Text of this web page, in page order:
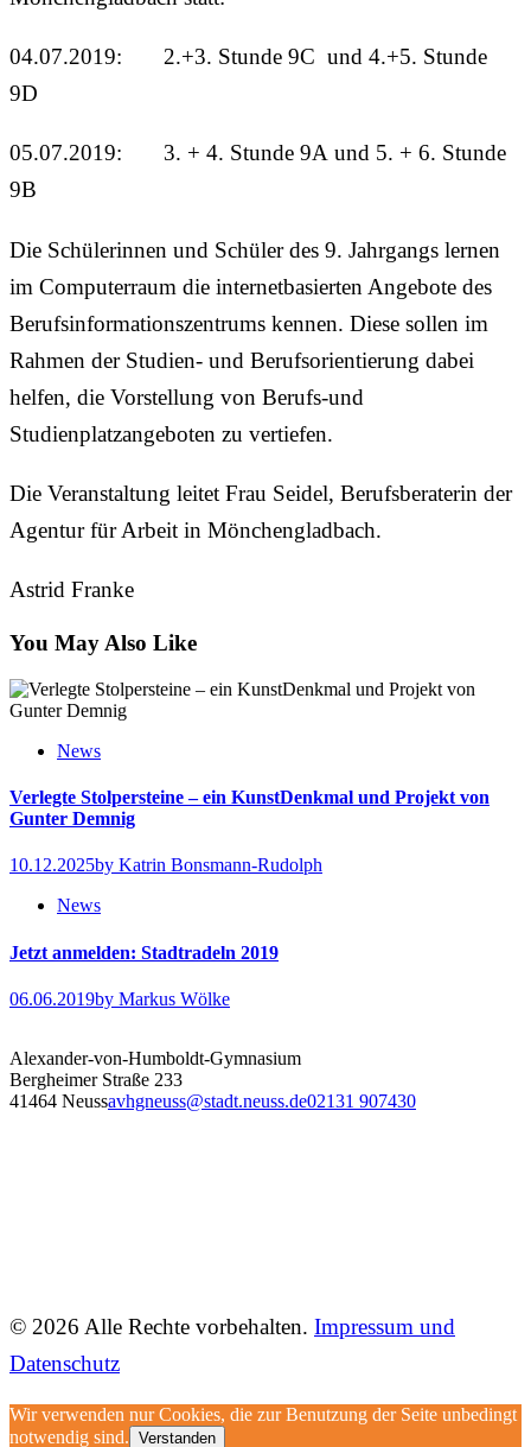
04.07.2019: 2.+3. Stunde 9C und 4.+5. Stunde
9D
05.07.2019: 3. + 4. Stunde 9A und 5. + 6. Stunde
9B
Die Schülerinnen und Schüler des 9. Jahrgangs lernen
im Computerraum die internetbasierten Angebote des
Berufsinformationszentrums kennen. Diese sollen im
Rahmen der Studien- und Berufsorientierung dabei
helfen, die Vorstellung von Berufs-und
Studienplatzangeboten zu vertiefen.
Die Veranstaltung leitet Frau Seidel, Berufsberaterin der
Agentur für Arbeit in Mönchengladbach.
Astrid Franke
You May Also Like
News
Verlegte Stolpersteine – ein KunstDenkmal und Projekt von
Gunter Demnig
10.12.2025by Katrin Bonsmann-Rudolph
News
Jetzt anmelden: Stadtradeln 2019
06.06.2019by Markus Wölke
Alexander-von-Humboldt-Gymnasium
Bergheimer Straße 233
41464 Neussavhgneuss@stadt.neuss.de02131 907430
© 2026 Alle Rechte vorbehalten. Impressum und
Datenschutz
Wir verwenden nur Cookies, die zur Benutzung der Seite unbedingt
notwendig sind. Verstanden